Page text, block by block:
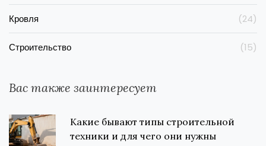
Кровля (24)
Строительство (15)
Вас также заинтересует
Какие бывают типы строительной
техники и для чего они нужны